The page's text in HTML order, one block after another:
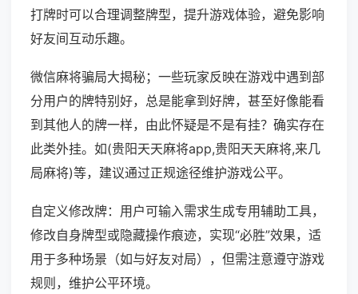
打牌时可以合理调整牌型，提升游戏体验，避免影响
好友间互动乐趣。
微信麻将骗局大揭秘；一些玩家反映在游戏中遇到部
分用户的牌特别好，总是能拿到好牌，甚至好像能看
到其他人的牌一样，由此怀疑是不是有挂？确实存在
此类外挂。如(贵阳天天麻将app,贵阳天天麻将,来几
局麻将)等，建议通过正规途径维护游戏公平。
自定义修改牌：用户可输入需求生成专用辅助工具，
修改自身牌型或隐藏操作痕迹，实现“必胜”效果，适
用于多种场景（如与好友对局），但需注意遵守游戏
规则，维护公平环境。